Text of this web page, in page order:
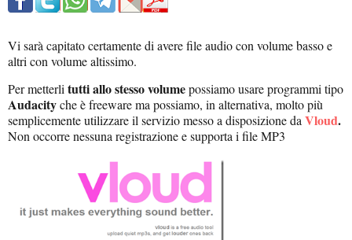
Vi sarà capitato certamente di avere file audio con volume basso e
altri con volume altissimo.
Per metterli tutti allo stesso volumepossiamo usare programmi tipo
Audacityche è freeware ma possiamo, in alternativa, molto più
semplicemente utilizzare il servizio messo a disposizione da Vloud.
Non occorre nessuna registrazione e supporta i file MP3